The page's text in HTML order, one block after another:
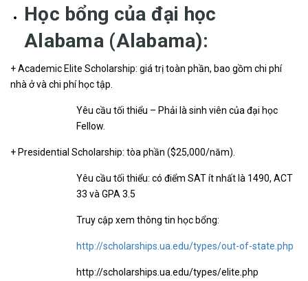
Học bổng của đại học
Alabama (Alabama):
+ Academic Elite Scholarship: giá trị toàn phần, bao gồm chi phí
nhà ở và chi phí học tập.
Yêu cầu tối thiểu – Phải là sinh viên của đại học
Fellow.
+ Presidential Scholarship: tòa phần ($25,000/năm).
Yêu cầu tối thiểu: có điểm SAT ít nhất là 1490, ACT
33 và GPA 3.5
Truy cập xem thông tin học bổng:
http://scholarships.ua.edu/types/out-of-state.php
http://scholarships.ua.edu/types/elite.php